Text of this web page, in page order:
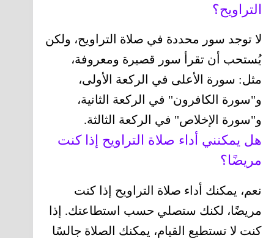
التراويح؟
لا توجد سور محددة في صلاة التراويح، ولكن
يُستحب أن تقرأ سور قصيرة ومعروفة،
مثل: سورة الأعلى في الركعة الأولى،
و"سورة الكافرون" في الركعة الثانية،
و"سورة الإخلاص" في الركعة الثالثة.
هل يمكنني أداء صلاة التراويح إذا كنت
مريضًا؟
نعم، يمكنك أداء صلاة التراويح إذا كنت
مريضًا، لكنك ستصلي حسب استطاعتك. إذا
كنت لا تستطيع القيام، يمكنك الصلاة جالسًا